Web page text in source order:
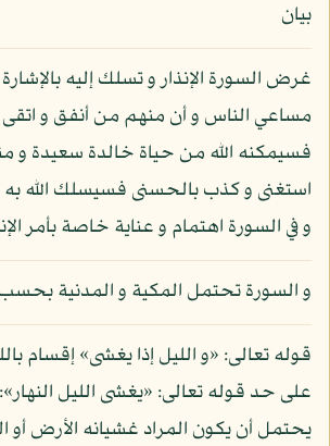
بيان
غرض السورة الإنذار و تسلك إليه
مساعي الناس و أن منهم من أنفق و
فسيمكنه الله من حياة خالدة سعيدة
استغنى و كذب بالحسنى فسيسلك الله به
و في السورة اهتمام و عناية خاصة بأمر
و السورة تحتمل المكية و المدنية
قوله تعالى: «و الليل إذا يغشى» إقسام
يحتمل أن يكون المراد غشيانه الأرض